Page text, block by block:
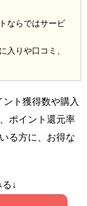
ならではサービ
入りや口コミ、
ト獲得数や購入
ポイント還元率
る方に、お得な
↓